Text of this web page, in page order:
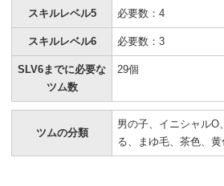
スキルレベル5 必要数：4
スキルレベル6 必要数：3
SLV6までに必要な
ツム数
29個
ツムの分類
男の子、イニシャルO
る、まゆ毛、茶色、